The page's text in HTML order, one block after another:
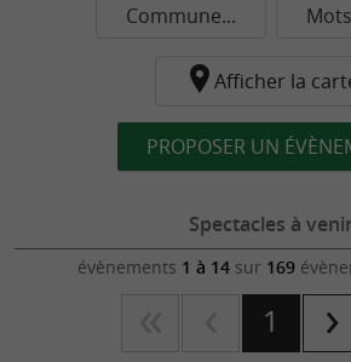
Commune...
Afficher la
PROPOSER UN
Spectacles à
évènements 1 à 14sur 169
1